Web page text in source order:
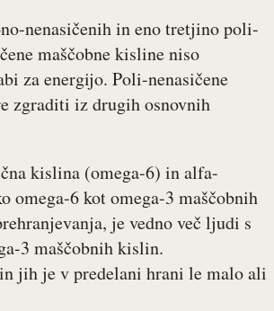
nenasičenih in eno tretjino poli-
maščobne kisline niso
za energijo. Poli-nenasičene
zgraditi iz drugih osnovnih
kislina (omega-6) in alfa-
omega-6 kot omega-3 maščobnih
je vedno več ljudi s
3 maščobnih kislin.
jih je v predelani hrani le malo ali